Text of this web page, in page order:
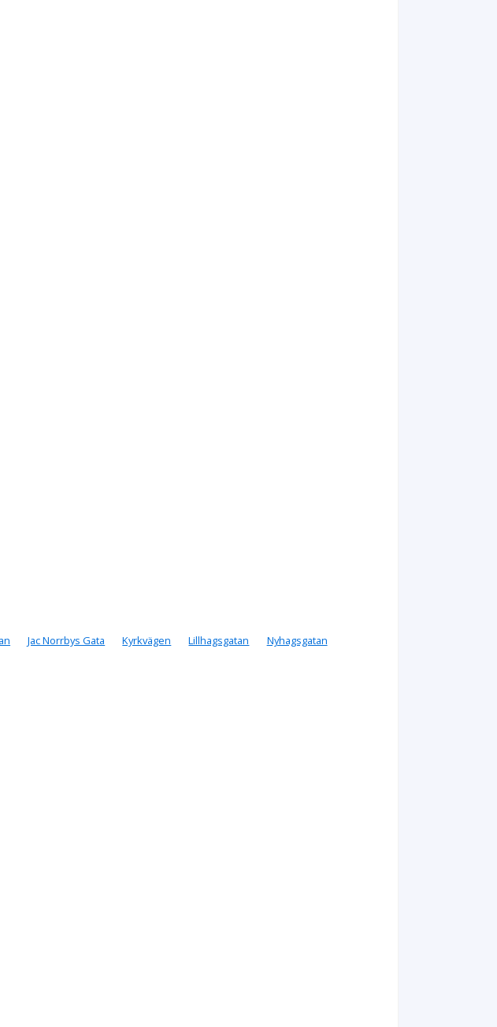
Jac Norrbys Gata Kyrkvägen Lillhagsgatan
Nyhagsgatan